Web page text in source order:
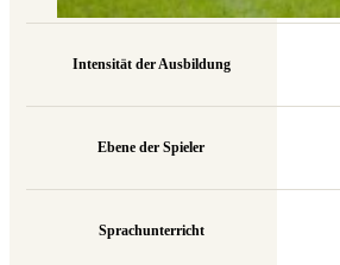
Intensität der Ausbildung
Ebene der Spieler
Sprachunterricht